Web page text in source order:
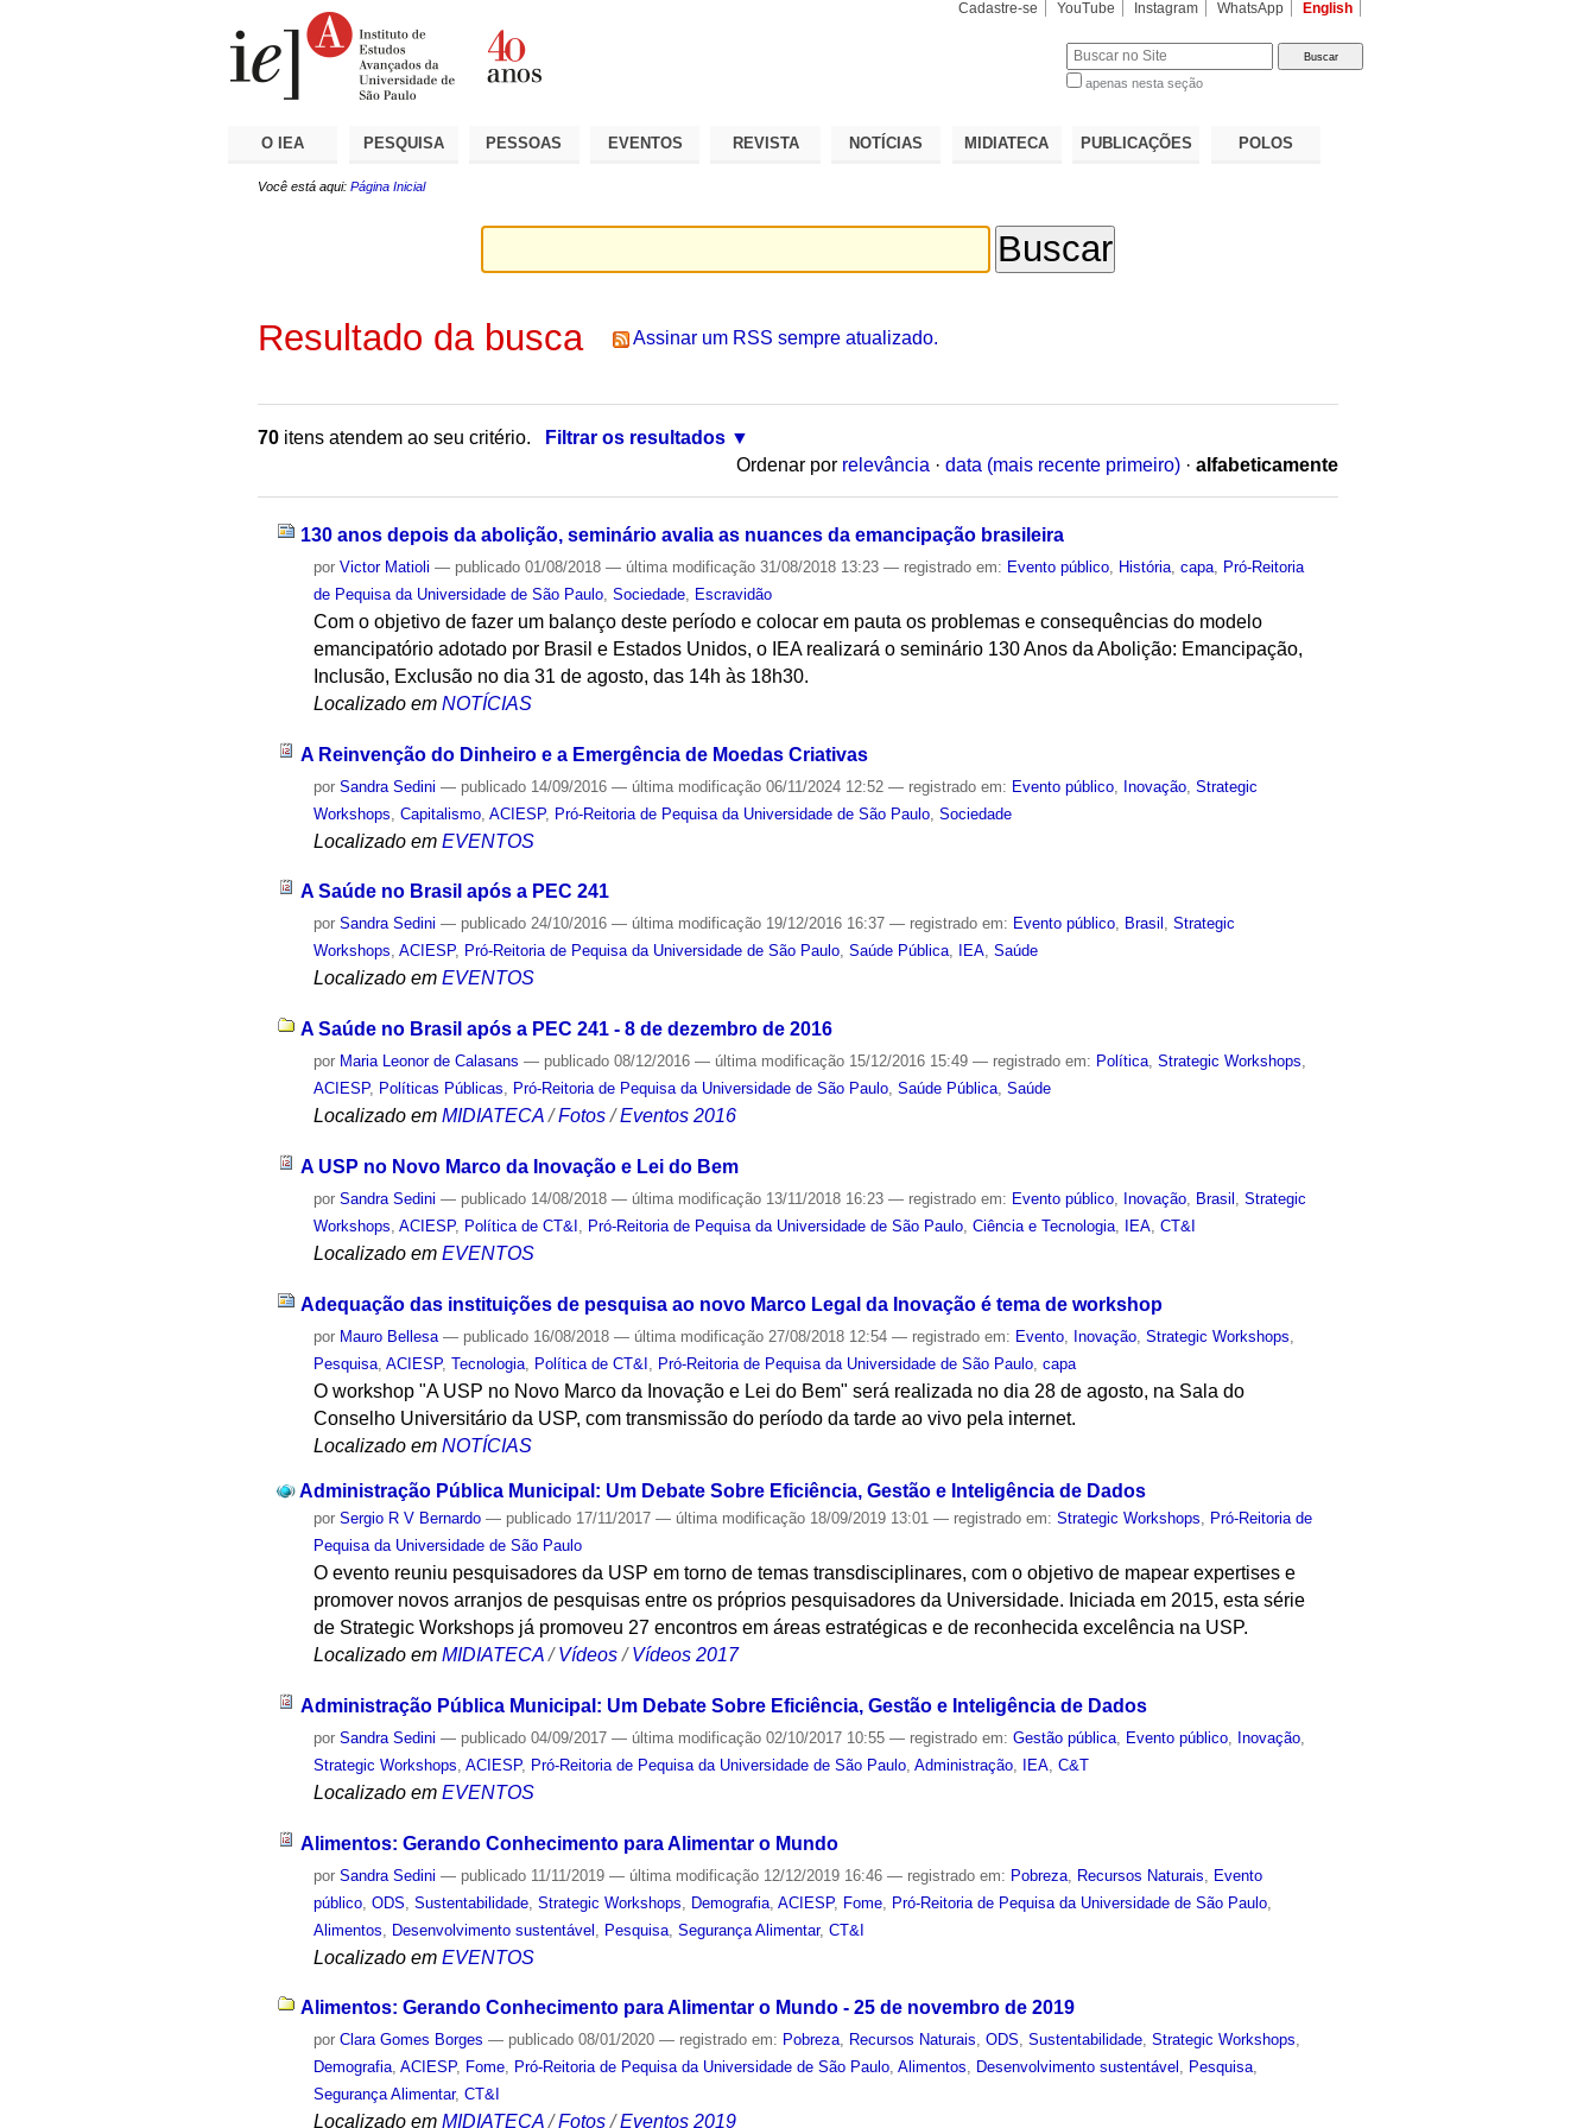
Cadastre-se YouTube Instagram WhatsApp English
apenas nesta seção
O IEA PESQUISA PESSOAS EVENTOS REVISTA NOTÍCIAS MIDIATECA PUBLICAÇÕES POLOS
Você está aqui: Página Inicial
Resultado da busca Assinar um RSS sempre atualizado.
70 itens atendem ao seu critério.
Filtrar os resultados
Ordenar por relevância · data (mais recente primeiro) · alfabeticamente
130 anos depois da abolição, seminário avalia as nuances da emancipação brasileira
porVictor Matioli — publicado 01/08/2018— última modificação 31/08/2018 13:23— registrado em: Evento público História ,capa
Pró-Reitoria
de Pequisa da Universidade de São Paulo ,Sociedade Escravidão
Com o objetivo de fazer um balanço deste período e colocar em pauta os problemas e consequências do modelo
emancipatório adotado por Brasil e Estados Unidos, o IEA realizará o seminário 130 Anos da Abolição: Emancipação,
Inclusão, Exclusão no dia 31 de agosto, das 14h às 18h30.
Localizado em NOTÍCIAS
A Reinvenção do Dinheiro e a Emergência de Moedas Criativas
porSandra Sedini — publicado 14/09/2016— última modificação 06/11/2024 12:52— registrado em: Evento público Inovação ,Strategic
Workshops ,Capitalismo ,ACIESP, Pró-Reitoria de Pequisa da Universidade de São Paulo ,Sociedade
Localizado em EVENTOS
A Saúde no Brasil após a PEC 241
porSandra Sedini — publicado 24/10/2016— última modificação 19/12/2016 16:37— registrado em: Evento público, Brasil ,Strategic
Workshops,ACIESP, Pró-Reitoria de Pequisa da Universidade de São Paulo,Saúde Pública, IEA,Saúde
Localizado em EVENTOS
A Saúde no Brasil após a PEC 241 - 8 de dezembro de 2016
por Maria Leonor de Calasans — publicado 08/12/2016— última modificação 15/12/2016 15:49— registrado em: Política,Strategic Workshops,
ACIESP, Políticas Públicas, Pró-Reitoria de Pequisa da Universidade de São Paulo,Saúde Pública,Saúde
Localizado em MIDIATECA /Fotos /Eventos 2016
A USP no Novo Marco da Inovação e Lei do Bem
porSandra Sedini — publicado 14/08/2018— última modificação 13/11/2018 16:23— registrado em: Evento público Inovação Brasil ,Strategic
Workshops ,ACIESP, Política de CT&I Pró-Reitoria de Pequisa da Universidade de São Paulo ,Ciência e Tecnologia IEA ,CT&I
Localizado em EVENTOS
Adequação das instituições de pesquisa ao novo Marco Legal da Inovação é tema de workshop
por Mauro Bellesa — publicado 16/08/2018— última modificação 27/08/2018 12:54— registrado em: Evento Inovação ,Strategic Workshops
Pesquisa ,ACIESP,Tecnologia Política de CT&I Pró-Reitoria de Pequisa da Universidade de São Paulo ,capa
O workshop "A USP no Novo Marco da Inovação e Lei do Bem" será realizada no dia 28 de agosto, na Sala do
Conselho Universitário da USP, com transmissão do período da tarde ao vivo pela internet.
Localizado em NOTÍCIAS
Administração Pública Municipal: Um Debate Sobre Eficiência, Gestão e Inteligência de Dados
porSergio R V Bernardo — publicado 17/11/2017— última modificação 18/09/2019 13:01— registrado em:Strategic Workshops, Pró-Reitoria de
Pequisa da Universidade de São Paulo
O evento reuniu pesquisadores da USP em torno de temas transdisciplinares, com o objetivo de mapear expertises e
promover novos arranjos de pesquisas entre os próprios pesquisadores da Universidade. Iniciada em 2015, esta série
de Strategic Workshops já promoveu 27 encontros em áreas estratégicas e de reconhecida excelência na USP.
Localizado em MIDIATECA /Vídeos /Vídeos 2017
Administração Pública Municipal: Um Debate Sobre Eficiência, Gestão e Inteligência de Dados
porSandra Sedini — publicado 04/09/2017— última modificação 02/10/2017 10:55— registrado em:Gestão pública Evento público Inovação
Strategic Workshops ,ACIESP, Pró-Reitoria de Pequisa da Universidade de São Paulo ,Administração IEA ,C&T
Localizado em EVENTOS
Alimentos: Gerando Conhecimento para Alimentar o Mundo
porSandra Sedini — publicado 11/11/2019— última modificação 12/12/2019 16:46— registrado em: Pobreza Recursos Naturais
Evento
público ,ODS ,Sustentabilidade ,Strategic Workshops Demografia ,ACIESP, Fome Pró-Reitoria de Pequisa da Universidade de São Paulo
Alimentos
Desenvolvimento sustentável Pesquisa ,Segurança Alimentar,CT&I
Localizado em EVENTOS
Alimentos: Gerando Conhecimento para Alimentar o Mundo - 25 de novembro de 2019
porClara Gomes Borges — publicado 08/01/2020— registrado em: Pobreza, Recursos Naturais,ODS,Sustentabilidade,Strategic Workshops,
Demografia,ACIESP, Fome, Pró-Reitoria de Pequisa da Universidade de São Paulo,Alimentos, Desenvolvimento sustentável , Pesquisa,
Segurança Alimentar,CT&I
Localizado em MIDIATECA /Fotos /Eventos 2019